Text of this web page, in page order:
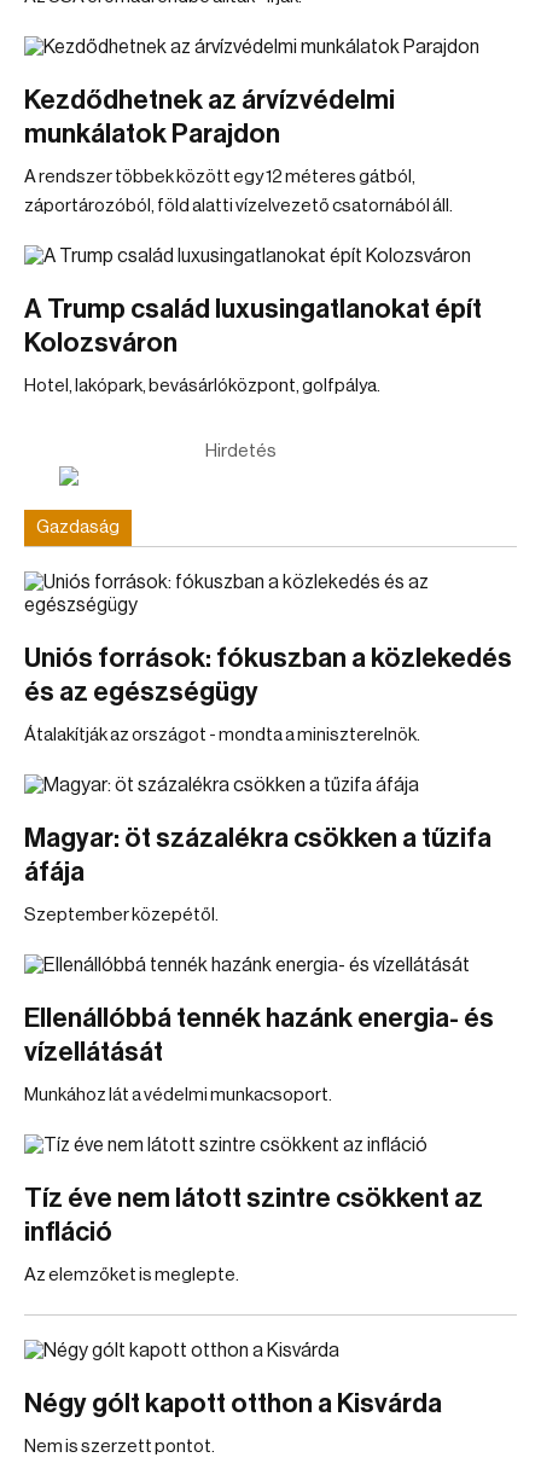
Kezdődhetnek az árvízvédelmi
munkálatok Parajdon
A rendszer többek között egy 12 méteres gátból,
záportározóból, föld alatti vízelvezető csatornából áll.
A Trump család luxusingatlanokat épít
Kolozsváron
Hotel, lakópark, bevásárlóközpont, golfpálya.
Hirdetés
Gazdaság
Uniós források: fókuszban a közlekedés
és az egészségügy
Átalakítják az országot - mondta a miniszterelnök.
Magyar: öt százalékra csökken a tűzifa
áfája
Szeptember közepétől.
Ellenállóbbá tennék hazánk energia- és
vízellátását
Munkához lát a védelmi munkacsoport.
Tíz éve nem látott szintre csökkent az
infláció
Az elemzőket is meglepte.
Négy gólt kapott otthon a Kisvárda
Nem is szerzett pontot.